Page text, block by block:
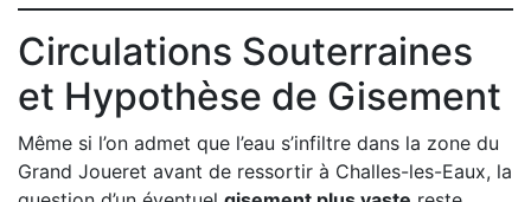
Circulations Souterraines
et Hypothèse de Gisement
Même si l’on admet que l’eau s’infiltre dans la zone du
Grand Joueret avant de ressortir à Challes-les-Eaux, la